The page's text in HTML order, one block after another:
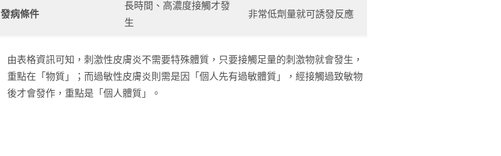
發病條件
長時間、高濃度接觸才發
生
非常低劑量就可誘發反應
由表格資訊可知，刺激性皮膚炎不需要特殊體質，只要接觸足量的刺激物就會發生，
重點在「物質」；而過敏性皮膚炎則需是因「個人先有過敏體質」，經接觸過致敏物
後才會發作，重點是「個人體質」。